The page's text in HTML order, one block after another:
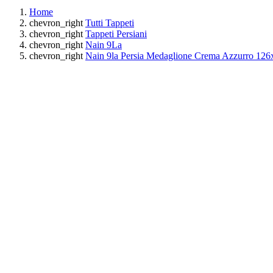
Home
chevron_right Tutti Tappeti
chevron_right Tappeti Persiani
chevron_right Nain 9La
chevron_right Nain 9la Persia Medaglione Crema Azzurro